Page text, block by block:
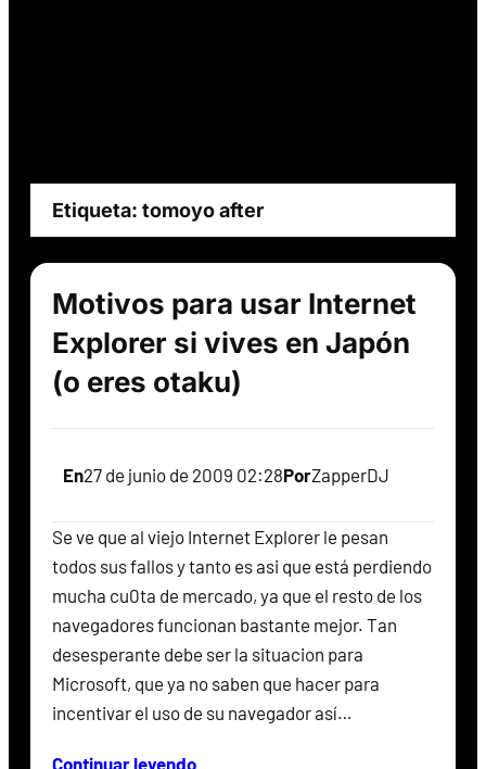
Etiqueta: tomoyo after
Motivos para usar Internet
Explorer si vives en Japón
(o eres otaku)
En27 de junio de 2009 02:28PorZapperDJ
Se ve que al viejo Internet Explorer le pesan
todos sus fallos y tanto es asi que está perdiendo
mucha cu0ta de mercado, ya que el resto de los
navegadores funcionan bastante mejor. Tan
desesperante debe ser la situacion para
Microsoft, que ya no saben que hacer para
incentivar el uso de su navegador así…
Continuar leyendo